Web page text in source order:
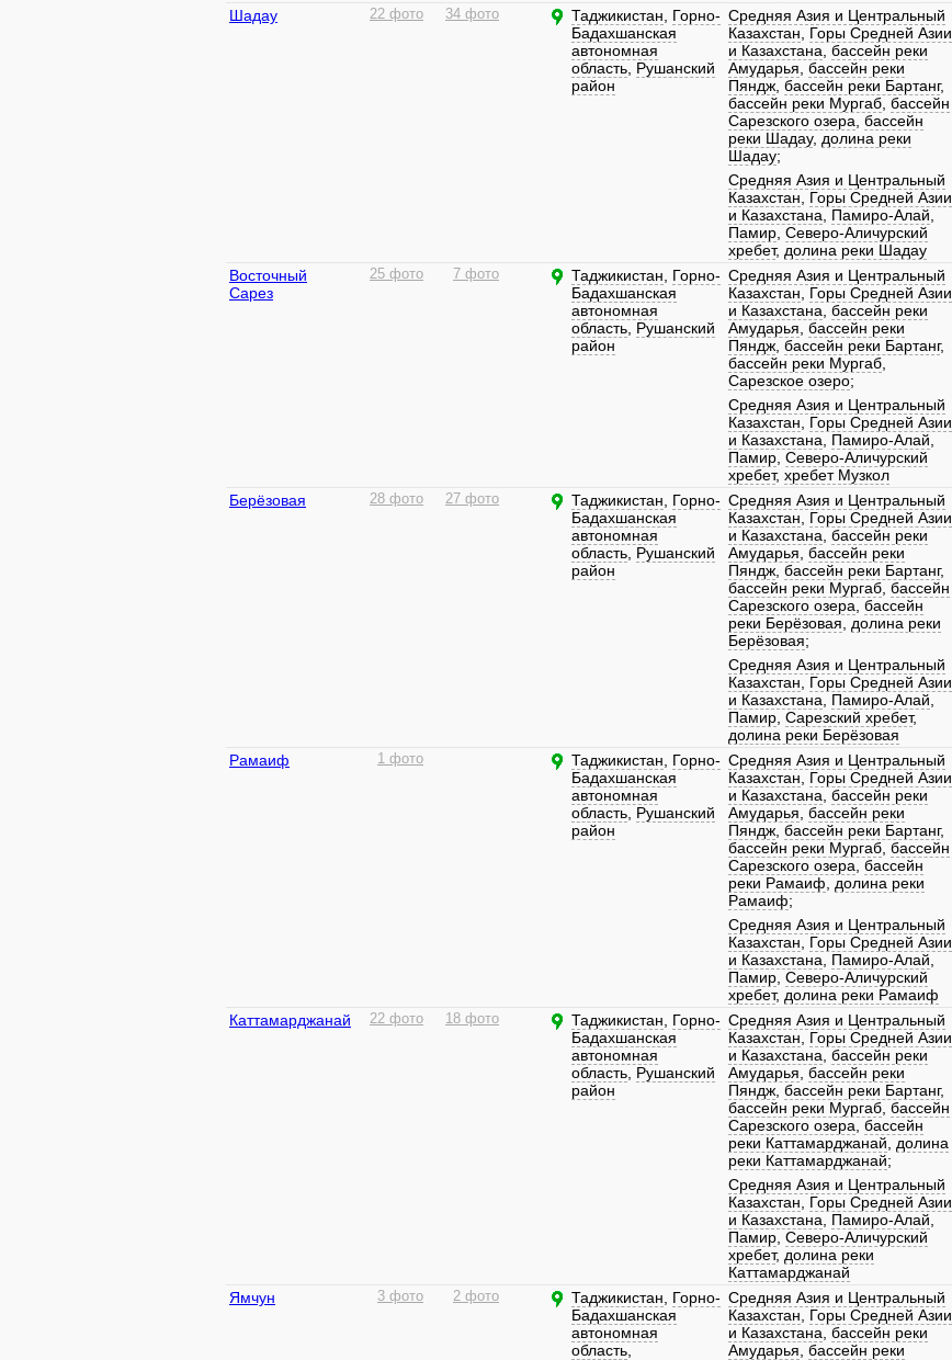
Шадау 22 фото 34 фото Таджикистан
Горно-
Бадахшанская
автономная
область Рушанский
район
Средняя Азия и Центральный
Казахстан
Горы Средней Азии
и Казахстана бассейн реки
Амударья бассейн реки
Пяндж бассейн реки Бартанг,
бассейн реки Мургаб бассейн
Сарезского озера бассейн
реки Шадау, долина реки
Шадау;
Средняя Азия и Центральный
Казахстан
Горы Средней Азии
и Казахстана
Памиро-Алай
Памир Северо-Аличурский
хребет, долина реки Шадау
Восточный
Сарез
25 фото 7 фото Таджикистан
Горно-
Бадахшанская
автономная
область Рушанский
район
Средняя Азия и Центральный
Казахстан
Горы Средней Азии
и Казахстана бассейн реки
Амударья бассейн реки
Пяндж бассейн реки Бартанг,
бассейн реки Мургаб
Сарезское озеро;
Средняя Азия и Центральный
Казахстан
Горы Средней Азии
и Казахстана
Памиро-Алай
Памир Северо-Аличурский
хребет, хребет Музкол
Берёзовая 28 фото 27 фото Таджикистан
Горно-
Бадахшанская
автономная
область Рушанский
район
Средняя Азия и Центральный
Казахстан
Горы Средней Азии
и Казахстана бассейн реки
Амударья бассейн реки
Пяндж бассейн реки Бартанг,
бассейн реки Мургаб бассейн
Сарезского озера бассейн
реки Берёзовая
долина реки
Берёзовая;
Средняя Азия и Центральный
Казахстан
Горы Средней Азии
и Казахстана
Памиро-Алай
Памир Сарезский хребет,
долина реки Берёзовая
Рамаиф 1 фото Таджикистан
Горно-
Бадахшанская
автономная
область Рушанский
район
Средняя Азия и Центральный
Казахстан
Горы Средней Азии
и Казахстана бассейн реки
Амударья бассейн реки
Пяндж бассейн реки Бартанг,
бассейн реки Мургаб бассейн
Сарезского озера бассейн
реки Рамаиф
долина реки
Рамаиф;
Средняя Азия и Центральный
Казахстан
Горы Средней Азии
и Казахстана
Памиро-Алай
Памир Северо-Аличурский
хребет, долина реки Рамаиф
Каттамарджанай 22 фото 18 фото Таджикистан
Горно-
Бадахшанская
автономная
область Рушанский
район
Средняя Азия и Центральный
Казахстан
Горы Средней Азии
и Казахстана бассейн реки
Амударья бассейн реки
Пяндж бассейн реки Бартанг,
бассейн реки Мургаб бассейн
Сарезского озера бассейн
реки Каттамарджанай
долина
реки Каттамарджанай;
Средняя Азия и Центральный
Казахстан
Горы Средней Азии
и Казахстана
Памиро-Алай
Памир Северо-Аличурский
хребет, долина реки
Каттамарджанай
Ямчун 3 фото 2 фото Таджикистан
Горно-
Бадахшанская
автономная
область
Средняя Азия и Центральный
Казахстан
Горы Средней Азии
и Казахстана бассейн реки
Амударья бассейн реки